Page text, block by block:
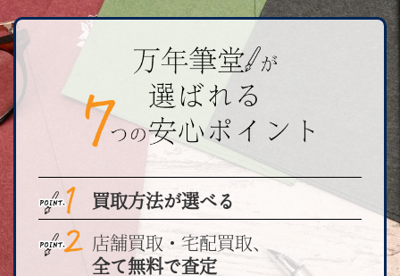
買取方法が選べる
店舗買取・宅配買取、
全て無料で査定